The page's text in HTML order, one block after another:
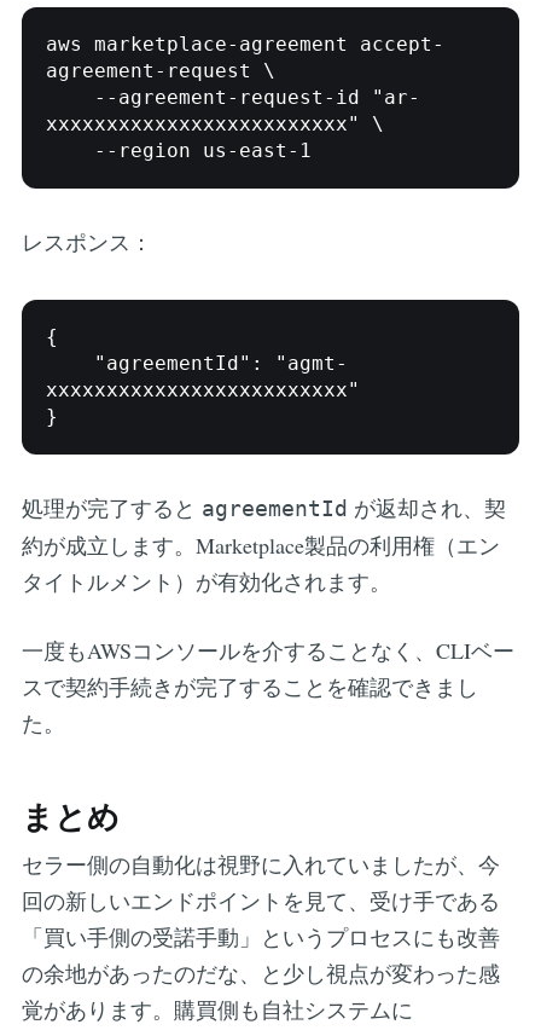
aws marketplace-agreement accept-
agreement-request \
xxxxxxxxxxxxxxxxxxxxxxxxx" \
レスポンス：
{
xxxxxxxxxxxxxxxxxxxxxxxxx"
処理が完了すると agreementId が返却され、契
約が成立します。Marketplace製品の利用権（エン
タイトルメント）が有効化されます。
一度もAWSコンソールを介することなく、CLIベー
スで契約手続きが完了することを確認できまし
た。
まとめ
セラー側の自動化は視野に入れていましたが、今
回の新しいエンドポイントを見て、受け手である
「買い手側の受諾手動」というプロセスにも改善
の余地があったのだな、と少し視点が変わった感
覚があります。購買側も自社システムに